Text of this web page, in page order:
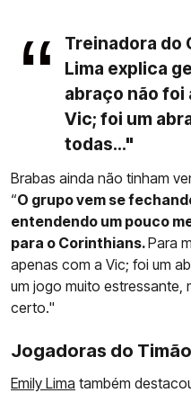
Treinadora do
Lima explica
abraço não foi
Vic; foi um
todas..."
Brabas ainda não tinham
“O grupo vem se
entendendo um pouco
para o Corinthians.Para
apenas com a Vic; foi um
um jogo muito estressante,
certo."
Jogadoras do
Emily Lima também